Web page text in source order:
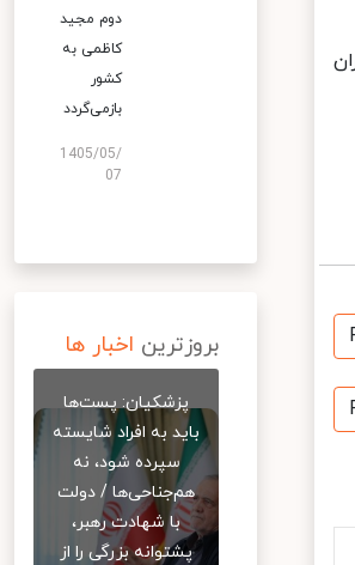
دوم مجید
کاظمی به
کشور
بازمی‌گردد
1405/05/
07
بروزترین اخبار ها
پزشکیان: پست‌ها
باید به افراد شایسته
سپرده شود، نه
هم‌جناحی‌ها / دولت
با شهادت رهبر،
پشتوانه بزرگی را از